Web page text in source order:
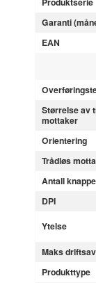
Garanti
EAN
Størrelse av
mottaker
Orientering
Trådløs
Antall
DPI
Ytelse
Maks
Produkttype